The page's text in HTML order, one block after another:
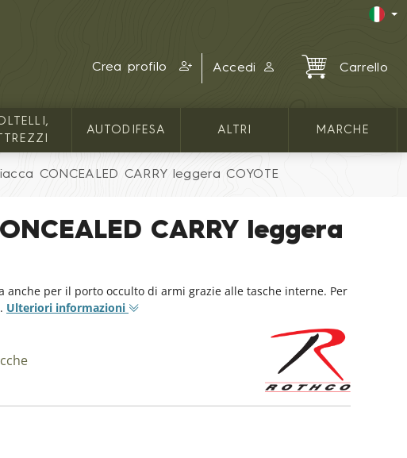
Crea profilo Accedi Carrello
AUTODIFESA ALTRI MARCHE
CONCEALED CARRY leggera COYOTE
CARRY leggera
anche per il porto occulto di armi grazie alle tasche interne. Per
Ulteriori informazioni